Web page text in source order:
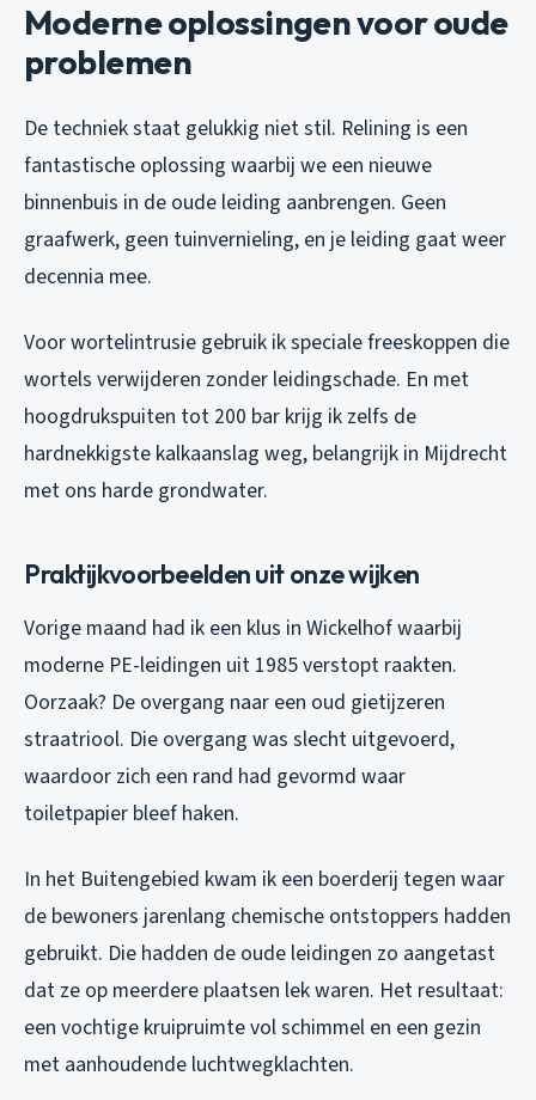
Moderne oplossingen voor oude
problemen
De techniek staat gelukkig niet stil. Relining is een
fantastische oplossing waarbij we een nieuwe
binnenbuis in de oude leiding aanbrengen. Geen
graafwerk, geen tuinvernieling, en je leiding gaat weer
decennia mee.
Voor wortelintrusie gebruik ik speciale freeskoppen die
wortels verwijderen zonder leidingschade. En met
hoogdrukspuiten tot 200 bar krijg ik zelfs de
hardnekkigste kalkaanslag weg, belangrijk in Mijdrecht
met ons harde grondwater.
Praktijkvoorbeelden uit onze wijken
Vorige maand had ik een klus in Wickelhof waarbij
moderne PE-leidingen uit 1985 verstopt raakten.
Oorzaak? De overgang naar een oud gietijzeren
straatriool. Die overgang was slecht uitgevoerd,
waardoor zich een rand had gevormd waar
toiletpapier bleef haken.
In het Buitengebied kwam ik een boerderij tegen waar
de bewoners jarenlang chemische ontstoppers hadden
gebruikt. Die hadden de oude leidingen zo aangetast
dat ze op meerdere plaatsen lek waren. Het resultaat:
een vochtige kruipruimte vol schimmel en een gezin
met aanhoudende luchtwegklachten.